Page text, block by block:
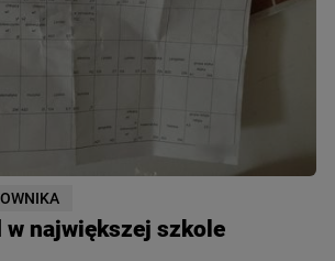
w największej szkole